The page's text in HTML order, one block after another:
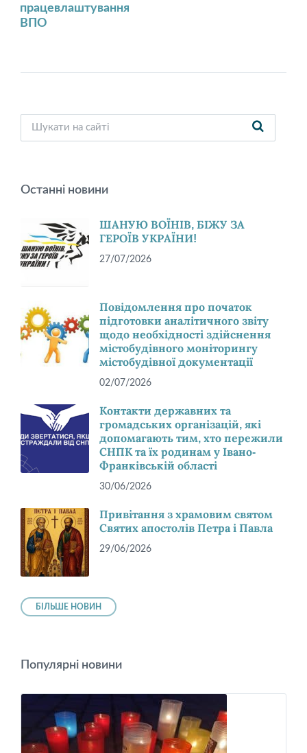
працевлаштування
ВПО
Останні новини
ШАНУЮ ВОЇНІВ, БІЖУ ЗА
ГЕРОЇВ УКРАЇНИ!
27/07/2026
Повідомлення про початок
підготовки аналітичного звіту
щодо необхідності здійснення
містобудівного моніторингу
містобудівної документації
02/07/2026
Контакти державних та
громадських організацій, які
допомагають тим, хто пережили
СНПК та їх родинам у Івано-
Франківській області
30/06/2026
Привітання з храмовим святом
Святих апостолів Петра і Павла
29/06/2026
БІЛЬШЕ НОВИН
Популярні новини